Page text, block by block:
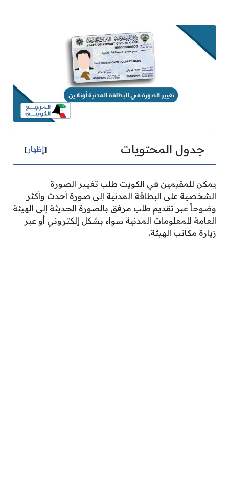
جدول المحتويات [إظهار]
يمكن للمقيمين في الكويت طلب تغيير الصورة
الشخصية على البطاقة المدنية إلى صورة أحدث وأكثر
وضوحاً عبر تقديم طلب مرفق بالصورة الحديثة إلى الهيئة
العامة للمعلومات المدنية سواء بشكل إلكتروني أو عبر
زيارة مكاتب الهيئة.